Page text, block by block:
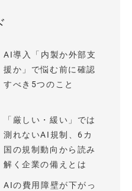
AI導入「内製か外部支
援か」で悩む前に確認
すべき5つのこと
「厳しい・緩い」では
測れないAI規制、6カ
国の規制動向から読み
解く企業の備えとは
AIの費用障壁が下がっ